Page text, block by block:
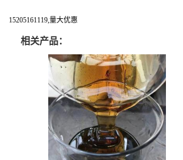
15205161119,量大优惠
相关产品：